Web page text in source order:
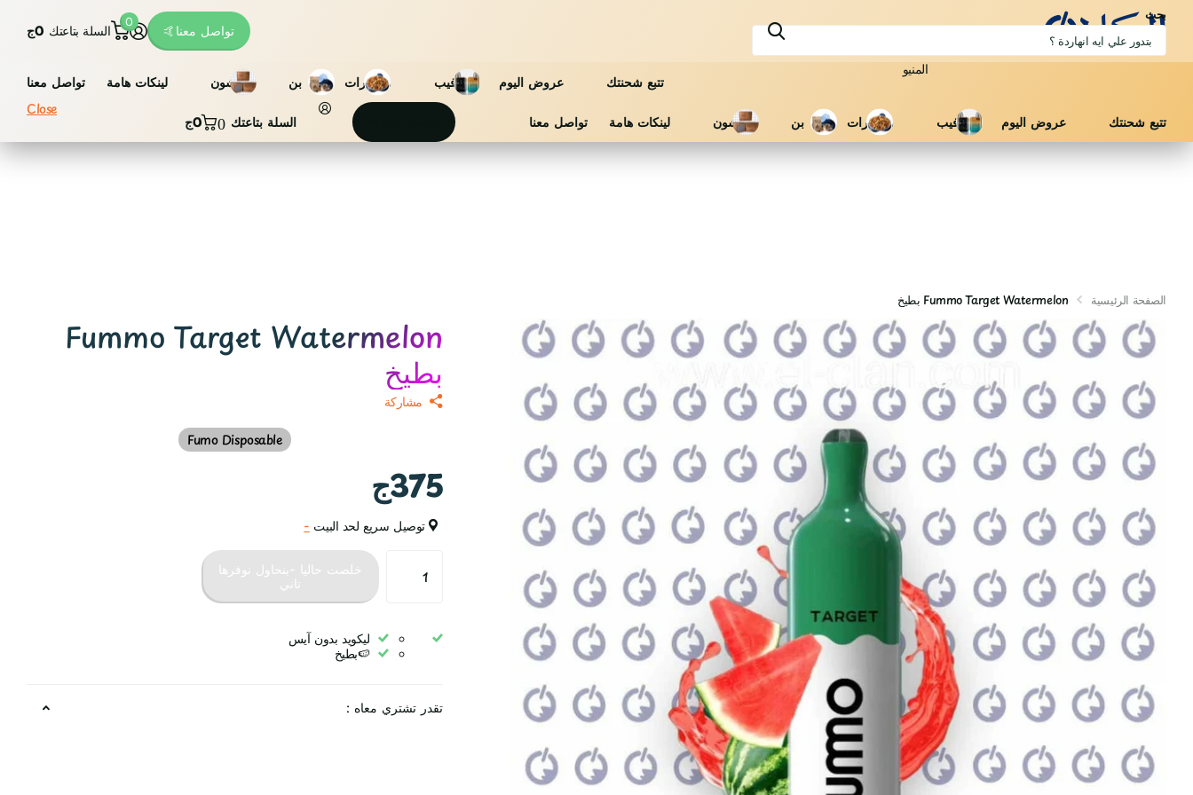
بحث
تواصل معنا🤙 السلة بتاعتك
0
0ج
المنيو
تتبع شحنتك عروض اليوم فيب مكسرات بن فاشون لينكات هامة تواصل معنا
تتبع شحنتك عروض اليوم فيب مكسرات بن فاشون لينكات هامة تواصل معنا السلة بتاعتك 0 0ج
Close
الصفحة الرئيسية Fummo Target Watermelon بطيخ
Fummo Target Watermelon
بطيخ
مشاركة
Fumo Disposable
375ج
توصيل سريع لحد البيت -
خلصت حاليا -بنحاول نوفرها
تاني
ليكويد بدون آيس
🍉بطيخ
تقدر تشتري معاه :